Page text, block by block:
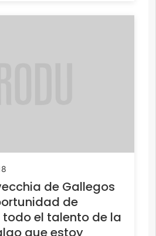
de Gallegos
de
el talento de la
que estoy